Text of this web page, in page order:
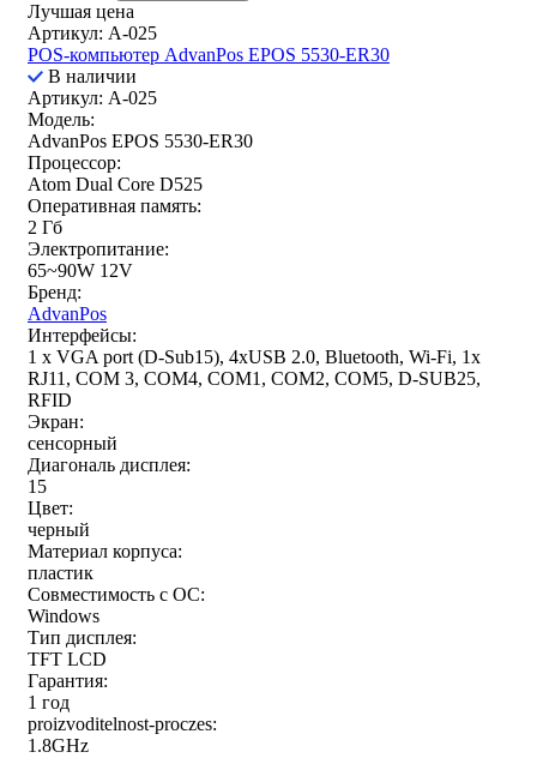
Лучшая цена
Артикул: A-025
POS-компьютер AdvanPos EPOS 5530-ER30
В наличии
Артикул: A-025
Модель:
AdvanPos EPOS 5530-ER30
Процессор:
Atom Dual Core D525
Оперативная память:
2 Гб
Электропитание:
65~90W 12V
Бренд:
AdvanPos
Интерфейсы:
1 x VGA port (D-Sub15), 4xUSB 2.0, Bluetooth, Wi-Fi, 1x
RJ11, COM 3, COM4, COM1, COM2, COM5, D-SUB25,
RFID
Экран:
сенсорный
Диагональ дисплея:
15
Цвет:
черный
Материал корпуса:
пластик
Совместимость с ОС:
Windows
Тип дисплея:
TFT LCD
Гарантия:
1 год
proizvoditelnost-proczes:
1.8GHz